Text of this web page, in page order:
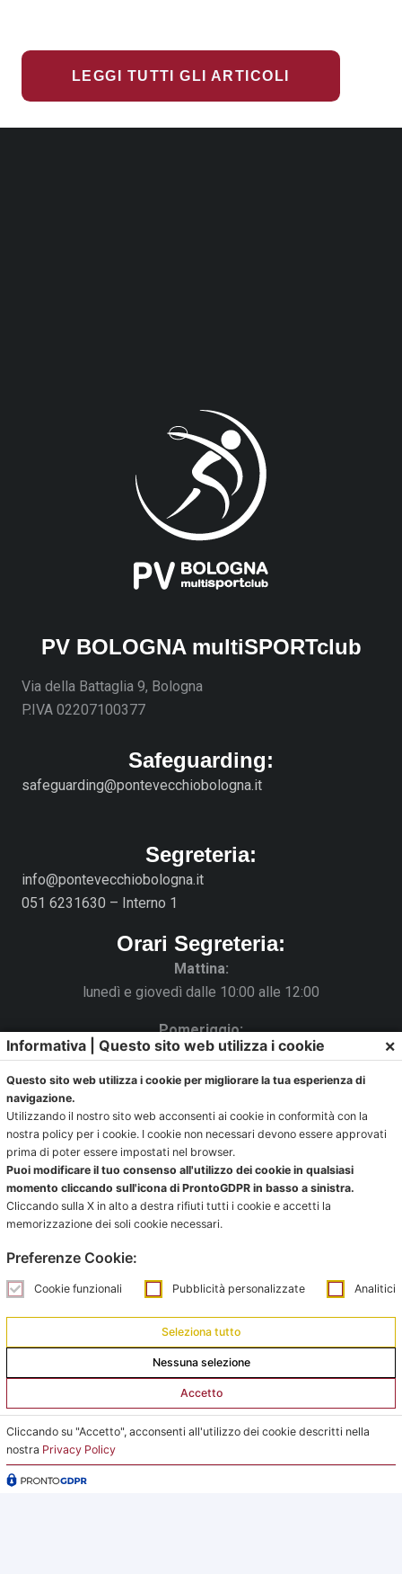
LEGGI TUTTI GLI ARTICOLI
PV BOLOGNA multiSPORTclub
Via della Battaglia 9, Bologna
P.IVA 02207100377
Safeguarding:
safeguarding@pontevecchiobologna.it
Segreteria:
info@pontevecchiobologna.it
051 6231630 – Interno 1
Orari Segreteria:
Mattina:
lunedì e giovedì dalle 10:00 alle 12:00
Pomeriggio:
da lunedì a giovedì dalle 15:30 alle 18:00
Venerdì chiuso
La Segreteria si trova al C.s. Pertini con accesso da via
Gubellini n.7 al primo piano.
Ufficio impianti:
impianti@pontevecchiobologna.it
051 6231630 – Interno 2
Orari Ufficio Impianti:
Mattina:
lunedì e giovedì dalle 9:00 alle 12:00
Pomeriggio:
da lunedì a giovedì dalle 15:00 alle 18:00
Venerdì su appuntamento
Informativa | Questo sito web utilizza i cookie ×
Questo sito web utilizza i cookie per migliorare la tua esperienza di
navigazione.
Utilizzando il nostro sito web acconsenti ai cookie in conformità con la
nostra policy per i cookie. I cookie non necessari devono essere approvati
prima di poter essere impostati nel browser.
Puoi modificare il tuo consenso all'utilizzo dei cookie in qualsiasi
momento cliccando sull'icona di ProntoGDPR in basso a sinistra.
Cliccando sulla X in alto a destra rifiuti tutti i cookie e accetti la
memorizzazione dei soli cookie necessari.
Preferenze Cookie:
Cookie funzionali Pubblicità personalizzate Analitici
Seleziona tutto
Nessuna selezione
Accetto
Cliccando su "Accetto", acconsenti all'utilizzo dei cookie descritti nella
nostra Privacy Policy